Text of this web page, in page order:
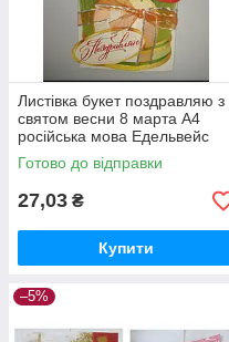
Листівка букет поздравляю з
святом весни 8 марта А4
російська мова Едельвейс
Україна
Готово до відправки
27,03 ₴
Купити
–5%